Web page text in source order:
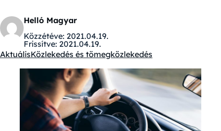
Helló Magyar
Közzétéve: 2021.04.19.
Frissítve: 2021.04.19.
Kategóriák:
AktuálisKözlekedés és tömegközlekedés